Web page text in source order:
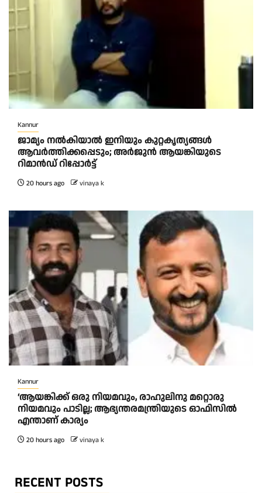
Kannur
ജാമ്യം നൽകിയാൽ ഇനിയും കുറ്റകൃത്യങ്ങൾ
ആവർത്തിക്കപ്പെടും; അർജുൻ ആയങ്കിയുടെ
റിമാൻഡ് റിപ്പോർട്ട്
20 hours ago vinaya k
Kannur
‘ആയങ്കിക്ക് ഒരു നിയമവും, രാഹുലിനു മറ്റൊരു
നിയമവും പാടില്ല; ആഭ്യന്തരമന്ത്രിയുടെ ഓഫിസിൽ
എന്താണ് കാര്യം
20 hours ago vinaya k
RECENT POSTS